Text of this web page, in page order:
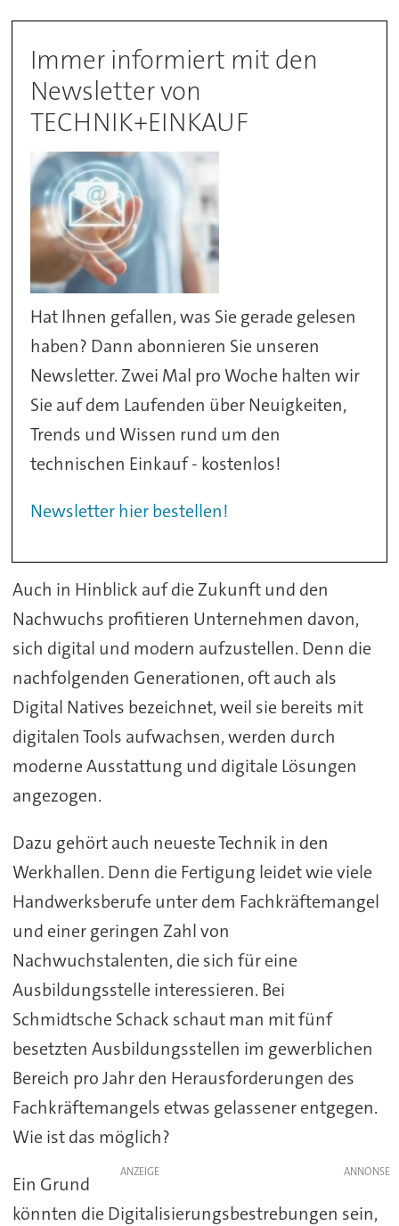
Immer informiert mit den
Newsletter von
TECHNIK+EINKAUF
Hat Ihnen gefallen, was Sie gerade gelesen
haben? Dann abonnieren Sie unseren
Newsletter. Zwei Mal pro Woche halten wir
Sie auf dem Laufenden über Neuigkeiten,
Trends und Wissen rund um den
technischen Einkauf - kostenlos!
Newsletter hier bestellen!
Auch in Hinblick auf die Zukunft und den
Nachwuchs profitieren Unternehmen davon,
sich digital und modern aufzustellen. Denn die
nachfolgenden Generationen, oft auch als
Digital Natives bezeichnet, weil sie bereits mit
digitalen Tools aufwachsen, werden durch
moderne Ausstattung und digitale Lösungen
angezogen.
Dazu gehört auch neueste Technik in den
Werkhallen. Denn die Fertigung leidet wie viele
Handwerksberufe unter dem Fachkräftemangel
und einer geringen Zahl von
Nachwuchstalenten, die sich für eine
Ausbildungsstelle interessieren. Bei
Schmidtsche Schack schaut man mit fünf
besetzten Ausbildungsstellen im gewerblichen
Bereich pro Jahr den Herausforderungen des
Fachkräftemangels etwas gelassener entgegen.
Wie ist das möglich?
ANZEIGE
Ein Grund
könnten die Digitalisierungsbestrebungen sein,